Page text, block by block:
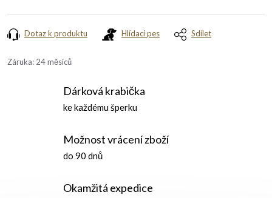
Dotaz k produktu Hlídací pes Sdílet
Záruka: 24 měsíců
Dárková krabička
ke každému šperku
Možnost vrácení zboží
do 90 dnů
Okamžitá expedice